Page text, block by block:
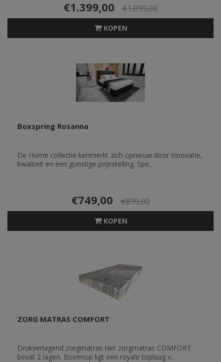
€1.399,00 €1.899,00
KOPEN
Boxspring Rosanna
De Home collectie kenmerkt zich opnieuw door innovatie,
kwaliteit en een gunstige prijsstelling. Spe..
€749,00 €899,00
KOPEN
ZORG MATRAS COMFORT
Drukverlagend zorgmatras Het zorgmatras COMFORT
bevat 2 lagen. Bovenop ligt een royale toplaag v..